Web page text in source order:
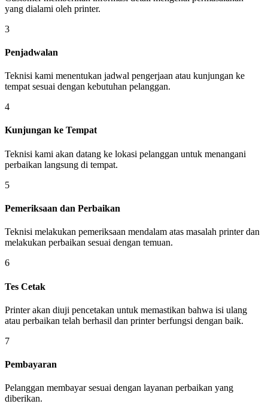
yang dialami oleh printer.
3
Penjadwalan
Teknisi kami menentukan jadwal pengerjaan atau kunjungan ke
tempat sesuai dengan kebutuhan pelanggan.
4
Kunjungan ke Tempat
Teknisi kami akan datang ke lokasi pelanggan untuk menangani
perbaikan langsung di tempat.
5
Pemeriksaan dan Perbaikan
Teknisi melakukan pemeriksaan mendalam atas masalah printer dan
melakukan perbaikan sesuai dengan temuan.
6
Tes Cetak
Printer akan diuji pencetakan untuk memastikan bahwa isi ulang
atau perbaikan telah berhasil dan printer berfungsi dengan baik.
7
Pembayaran
Pelanggan membayar sesuai dengan layanan perbaikan yang
diberikan.